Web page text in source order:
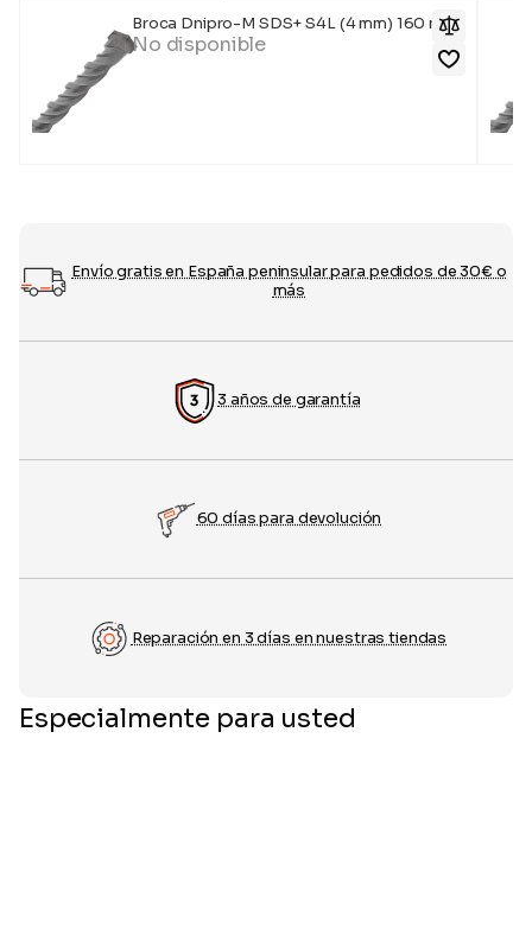
Broca Dnipro-M SDS+ S4L (4 mm) 160 mm
No disponible
Envío gratis en España peninsular para pedidos de 30€ o
más
3 años de garantía
60 días para devolución
Reparación en 3 días en nuestras tiendas
Especialmente para usted